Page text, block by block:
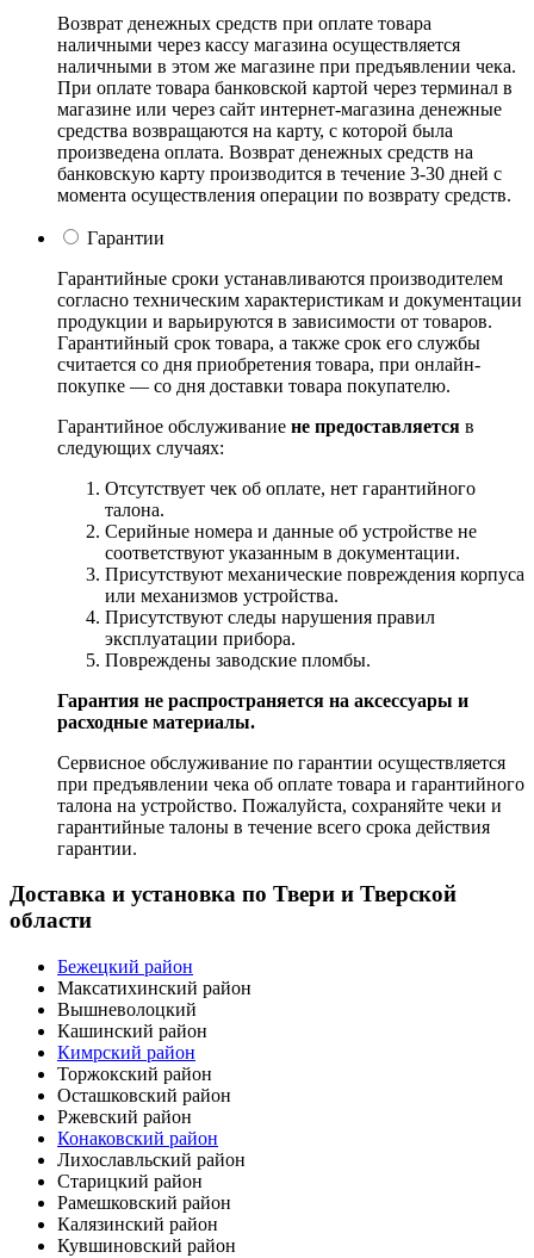
Возврат денежных средств при оплате товара
наличными через кассу магазина осуществляется
наличными в этом же магазине при предъявлении чека.
При оплате товара банковской картой через терминал в
магазине или через сайт интернет-магазина денежные
средства возвращаются на карту, с которой была
произведена оплата. Возврат денежных средств на
банковскую карту производится в течение 3-30 дней с
момента осуществления операции по возврату средств.
Гарантии
Гарантийные сроки устанавливаются производителем
согласно техническим характеристикам и документации
продукции и варьируются в зависимости от товаров.
Гарантийный срок товара, а также срок его службы
считается со дня приобретения товара, при онлайн-
покупке — со дня доставки товара покупателю.
Гарантийное обслуживание не предоставляется в
следующих случаях:
Отсутствует чек об оплате, нет гарантийного
талона.
Серийные номера и данные об устройстве не
соответствуют указанным в документации.
Присутствуют механические повреждения корпуса
или механизмов устройства.
Присутствуют следы нарушения правил
эксплуатации прибора.
Повреждены заводские пломбы.
Гарантия не распространяется на аксессуары и
расходные материалы.
Сервисное обслуживание по гарантии осуществляется
при предъявлении чека об оплате товара и гарантийного
талона на устройство. Пожалуйста, сохраняйте чеки и
гарантийные талоны в течение всего срока действия
гарантии.
Доставка и установка по Твери и Тверской
области
Бежецкий район
Максатихинский район
Вышневолоцкий
Кашинский район
Кимрский район
Торжокский район
Осташковский район
Ржевский район
Конаковский район
Лихославльский район
Старицкий район
Рамешковский район
Калязинский район
Кувшиновский район